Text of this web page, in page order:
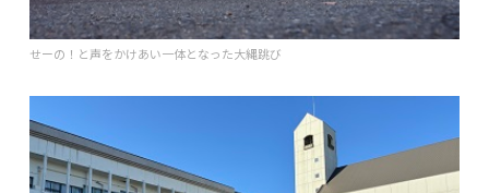
せーの！と声をかけあい一体となった大縄跳び